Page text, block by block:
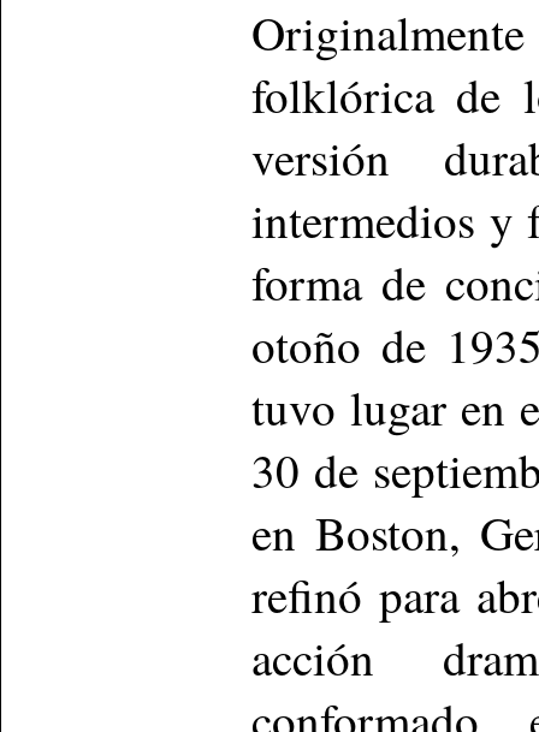
folklórica de
versión
intermedios y
forma de
otoño de
tuvo lugar en
30 de
en Boston,
refinó para
acción